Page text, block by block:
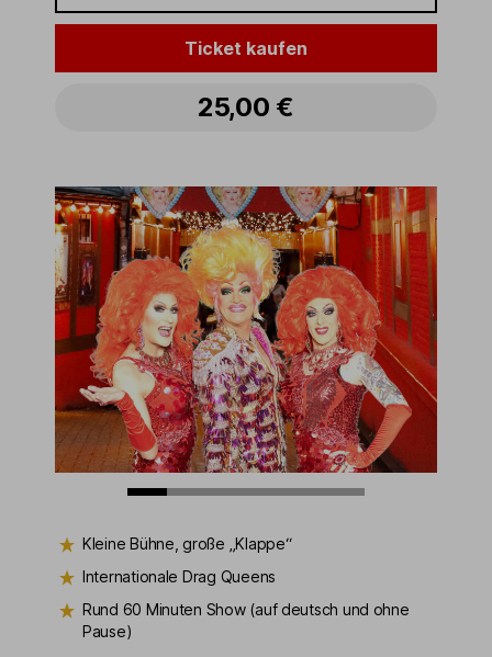
Ticket kaufen
25,00 €
Kleine Bühne, große „Klappe“
Internationale Drag Queens
Rund 60 Minuten Show (auf deutsch und ohne
Pause)